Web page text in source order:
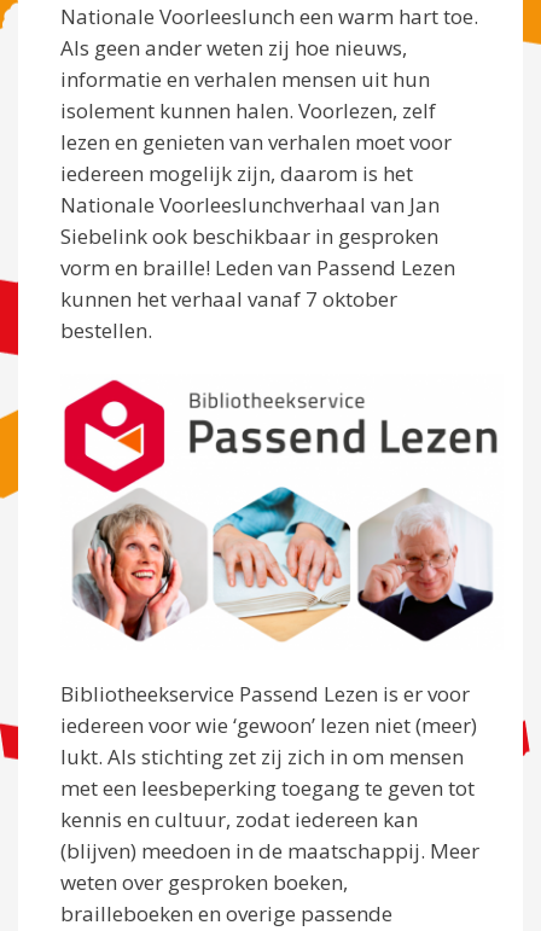
Nationale Voorleeslunch een warm hart toe.
Als geen ander weten zij hoe nieuws,
informatie en verhalen mensen uit hun
isolement kunnen halen. Voorlezen, zelf
lezen en genieten van verhalen moet voor
iedereen mogelijk zijn, daarom is het
Nationale Voorleeslunchverhaal van Jan
Siebelink ook beschikbaar in gesproken
vorm en braille! Leden van Passend Lezen
kunnen het verhaal vanaf 7 oktober
bestellen.
Bibliotheekservice Passend Lezen is er voor
iedereen voor wie ‘gewoon’ lezen niet (meer)
lukt. Als stichting zet zij zich in om mensen
met een leesbeperking toegang te geven tot
kennis en cultuur, zodat iedereen kan
(blijven) meedoen in de maatschappij. Meer
weten over gesproken boeken,
brailleboeken en overige passende